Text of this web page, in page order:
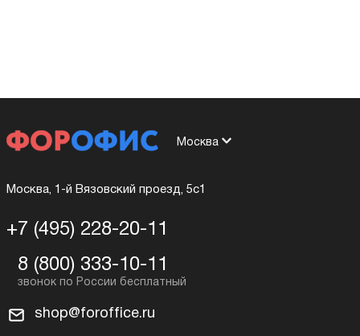
Москва
Москва, 1-й Вязовский проезд, 5с1
+7 (495) 228-20-11
8 (800) 333-10-11
shop@foroffice.ru